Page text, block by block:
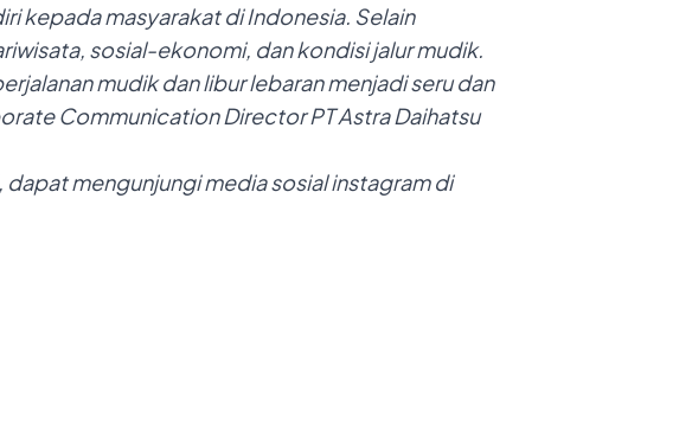
kepada masyarakat di Indonesia. Selain
sosial-ekonomi, dan kondisi jalur mudik.
mudik dan libur lebaran menjadi seru dan
Communication Director PT Astra Daihatsu
dapat mengunjungimedia sosialinstagram di